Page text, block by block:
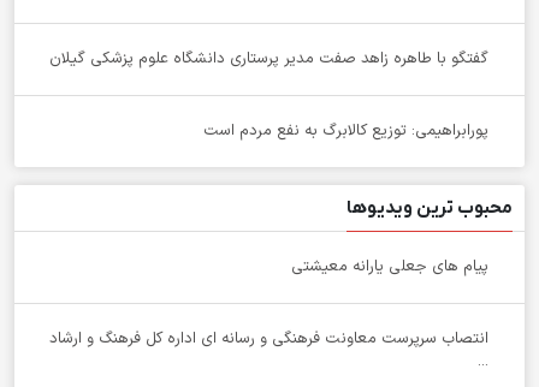
گفتگو با طاهره زاهد صفت مدیر پرستاری دانشگاه علوم پزشکی گیلان
پورابراهیمی: توزیع کالابرگ به نفع مردم است
محبوب ترین ویدیوها
پیام های جعلی یارانه معیشتی
انتصاب سرپرست معاونت فرهنگی و رسانه ای اداره کل فرهنگ و ارشاد
...